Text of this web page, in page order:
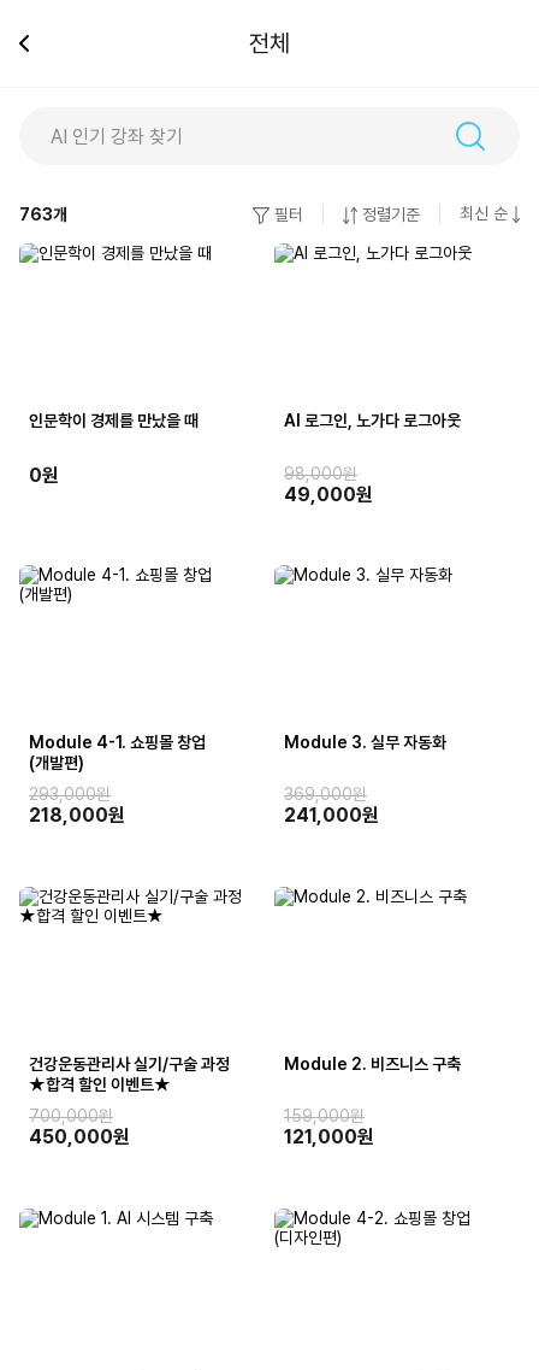
전체
763개 필터 정렬기준 최신 순
인문학이 경제를 만났을 때
0원
AI 로그인, 노가다 로그아웃
98,000원
49,000원
Module 4-1. 쇼핑몰 창업
(개발편)
293,000원
218,000원
Module 3. 실무 자동화
369,000원
241,000원
건강운동관리사 실기/구술 과정
★합격 할인 이벤트★
700,000원
450,000원
Module 2. 비즈니스 구축
159,000원
121,000원